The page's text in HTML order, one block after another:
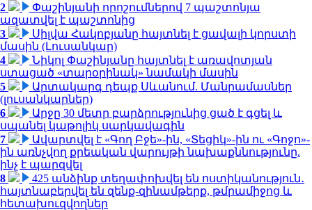
2
Փաշինյանի որոշումներով 7 պաշտոնյա
ազատվել է պաշտոնից
3
Սիլվա Հակոբյանը հայտնել է ցավալի կորստի
մասին (Լուսանկար)
4
Նիկոլ Փաշինյանը հայտնել է առավոտյան
ստացած «տարօրինակ» նամակի մասին
5
Արտակարգ դեպք Սևանում. Մանրամասներ
(լուսանկարներ)
6
Արջը 30 մետր բարձրությունից ցած է գցել և
սպանել կաթոլիկ սարկավագին
7
Ավարտվել է «Գող Բջե»-ին, «Տեցիկ»-ին ու «Գոջո»-
ին առնչվող քրեական վարույթի նախաքննությունը.
ինչ է պարզվել
8
425 անձինք տեղափոխվել են ոստիկանություն․
հայտնաբերվել են զենք-զինամթերք, թմրամիջոց և
հետախուզվողներ